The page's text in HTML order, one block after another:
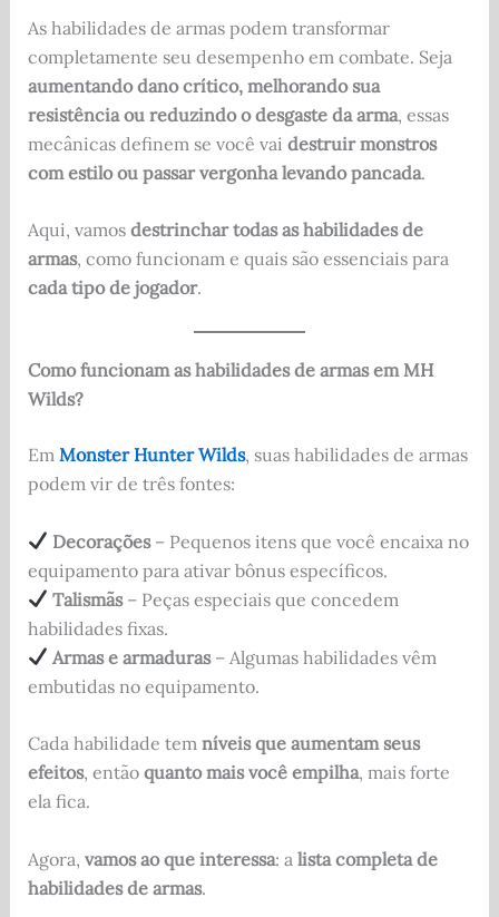
As habilidades de armas podem transformar
completamente seu desempenho em combate. Seja
aumentando dano crítico, melhorando sua
resistência ou reduzindo o desgaste da arma, essas
mecânicas definem se você vai destruir monstros
com estilo ou passar vergonha levando pancada.
Aqui, vamos destrinchar todas as habilidades de
armas, como funcionam e quais são essenciais para
cada tipo de jogador.
Como funcionam as habilidades de armas em MH
Wilds?
Em Monster Hunter Wilds, suas habilidades de armas
podem vir de três fontes:
Decorações– Pequenos itens que você encaixa no
equipamento para ativar bônus específicos.
Talismãs– Peças especiais que concedem
habilidades fixas.
Armas e armaduras– Algumas habilidades vêm
embutidas no equipamento.
Cada habilidade tem níveis que aumentam seus
efeitos, então quanto mais você empilha, mais forte
ela fica.
Agora, vamos ao que interessa: a lista completa de
habilidades de armas.